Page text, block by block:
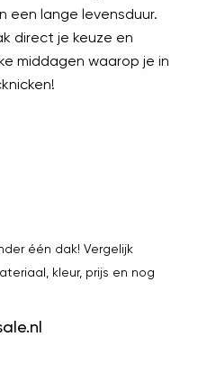
een lange levensduur.
direct je keuze en
middagen waarop je in
één dak! Vergelijk
kleur, prijs en nog